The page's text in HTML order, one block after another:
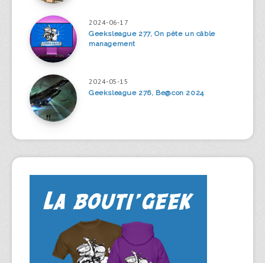
2024-06-17
Geeksleague 277, On pète un câble
management
2024-05-15
Geeksleague 276, Be@con 2024